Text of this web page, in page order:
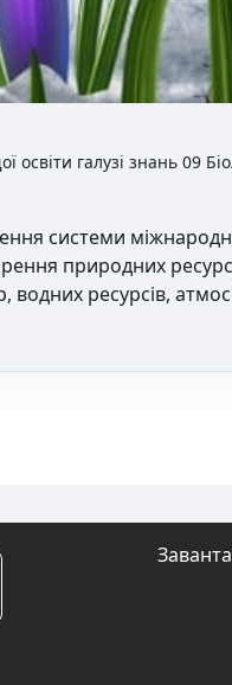
галузі знань 09
системи
природних
водних ресурсів,